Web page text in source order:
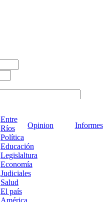
Entre
Ríos
Política
Educación
Legislaltura
Economía
Judiciales
Salud
El país
América
Opinion Informes